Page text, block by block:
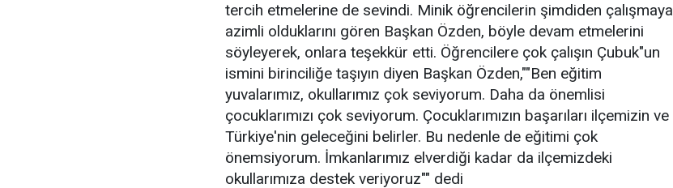
tercih etmelerine de sevindi. Minik öğrencilerin şimdiden çalışmaya
azimli olduklarını gören Başkan Özden, böyle devam etmelerini
söyleyerek, onlara teşekkür etti. Öğrencilere çok çalışın Çubuk"un
ismini birinciliğe taşıyın diyen Başkan Özden,""Ben eğitim
yuvalarımız, okullarımız çok seviyorum. Daha da önemlisi
çocuklarımızı çok seviyorum. Çocuklarımızın başarıları ilçemizin ve
Türkiye'nin geleceğini belirler. Bu nedenle de eğitimi çok
önemsiyorum. İmkanlarımız elverdiği kadar da ilçemizdeki
okullarımıza destek veriyoruz"" dedi